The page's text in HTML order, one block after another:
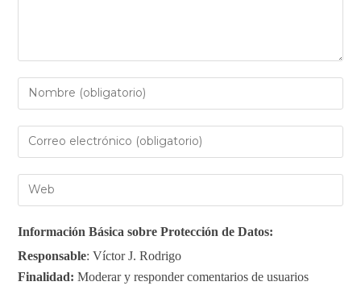
Información Básica sobre Protección de Datos:
Responsable: Víctor J. Rodrigo
Finalidad:Moderar y responder comentarios de usuarios